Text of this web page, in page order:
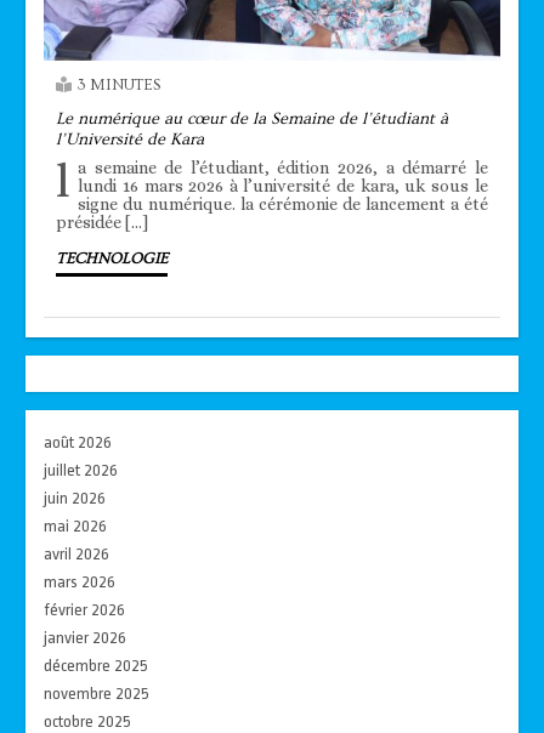
3 MINUTES
Le numérique au cœur de la Semaine de l’étudiant à
l’Université de Kara
l a semaine de l’étudiant, édition 2026, a démarré le
lundi 16 mars 2026 à l’université de kara, uk sous le
signe du numérique. la cérémonie de lancement a été
présidée […]
TECHNOLOGIE
août 2026
juillet 2026
juin 2026
mai 2026
avril 2026
mars 2026
février 2026
janvier 2026
décembre 2025
novembre 2025
octobre 2025